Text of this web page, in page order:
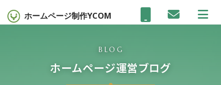
ホームページ制作YCOM
ホームページ運営ブログ
BLOG